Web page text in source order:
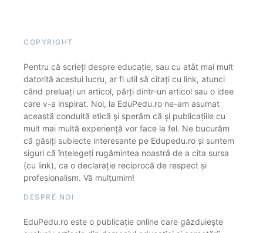
COPYRIGHT
Pentru că scrieți despre educație, sau cu atât mai mult
datorită acestui lucru, ar fi util să citați cu link, atunci
când preluați un articol, părți dintr-un articol sau o idee
care v-a inspirat. Noi, la EduPedu.ro ne-am asumat
această conduită etică și sperăm că și publicațiile cu
mult mai multă experiență vor face la fel. Ne bucurăm
că găsiți subiecte interesante pe Edupedu.ro și suntem
siguri că înțelegeți rugămintea noastră de a cita sursa
(cu link), ca o declarație reciprocă de respect și
profesionalism. Vă mulțumim!
DESPRE NOI
EduPedu.ro este o publicație online care găzduiește